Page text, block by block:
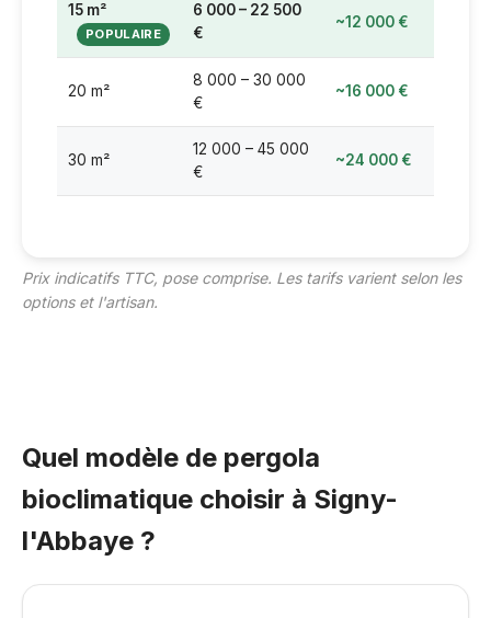
15 m²
6 000 – 22 500
€
~12 000 €
20 m²
8 000 – 30 000
€
~16 000 €
30 m²
12 000 – 45 000
€
~24 000 €
Prix indicatifs TTC, pose comprise. Les tarifs varient selon les
options et l'artisan.
Quel modèle de pergola
bioclimatique choisir à Signy-
l'Abbaye ?